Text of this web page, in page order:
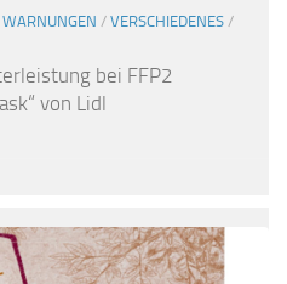
WARNUNGEN / VERSCHIEDENES /
bei FFP2
von Lidl